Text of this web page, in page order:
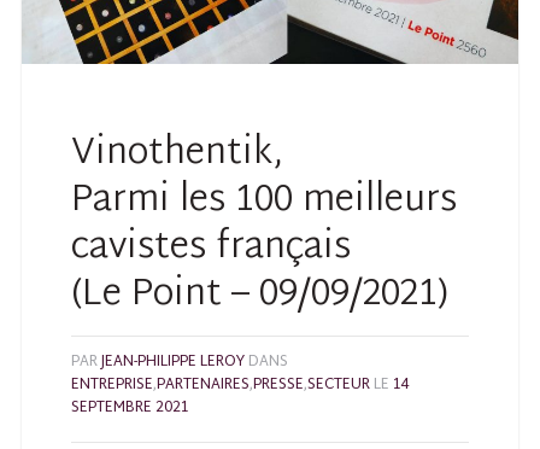
Vinothentik,
Parmi les 100 meilleurs
cavistes français
(Le Point – 09/09/2021)
PARJEAN-PHILIPPE LEROYDANS
ENTREPRISE,PARTENAIRES,PRESSE,SECTEURLE 14
SEPTEMBRE 2021